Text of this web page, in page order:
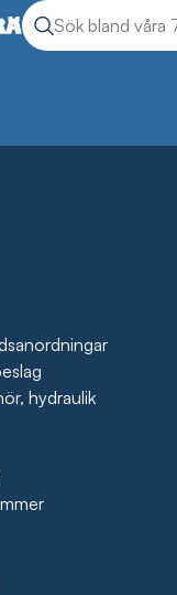
Sök produkter
Sök
hydraulik